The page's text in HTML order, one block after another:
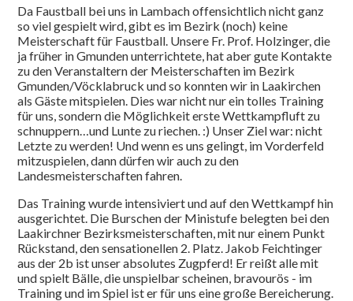
Da Faustball bei uns in Lambach offensichtlich nicht ganz
so viel gespielt wird, gibt es im Bezirk (noch) keine
Meisterschaft für Faustball. Unsere Fr. Prof. Holzinger, die
ja früher in Gmunden unterrichtete, hat aber gute Kontakte
zu den Veranstaltern der Meisterschaften im Bezirk
Gmunden/Vöcklabruck und so konnten wir in Laakirchen
als Gäste mitspielen. Dies war nicht nur ein tolles Training
für uns, sondern die Möglichkeit erste Wettkampfluft zu
schnuppern…und Lunte zu riechen. :) Unser Ziel war: nicht
Letzte zu werden! Und wenn es uns gelingt, im Vorderfeld
mitzuspielen, dann dürfen wir auch zu den
Landesmeisterschaften fahren.
Das Training wurde intensiviert und auf den Wettkampf hin
ausgerichtet. Die Burschen der Ministufe belegten bei den
Laakirchner Bezirksmeisterschaften, mit nur einem Punkt
Rückstand, den sensationellen 2. Platz. Jakob Feichtinger
aus der 2b ist unser absolutes Zugpferd! Er reißt alle mit
und spielt Bälle, die unspielbar scheinen, bravourös - im
Training und im Spiel ist er für uns eine große Bereicherung.